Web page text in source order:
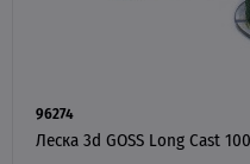
96274
Леска 3d GOSS Long Cast